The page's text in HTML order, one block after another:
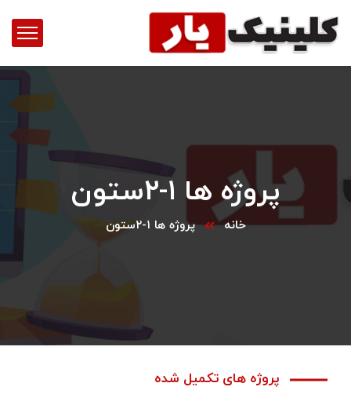
پروژه ها ۱-۲ستون
خانه پروژه ها ۱-۲ستون
پروژه های تکمیل شده